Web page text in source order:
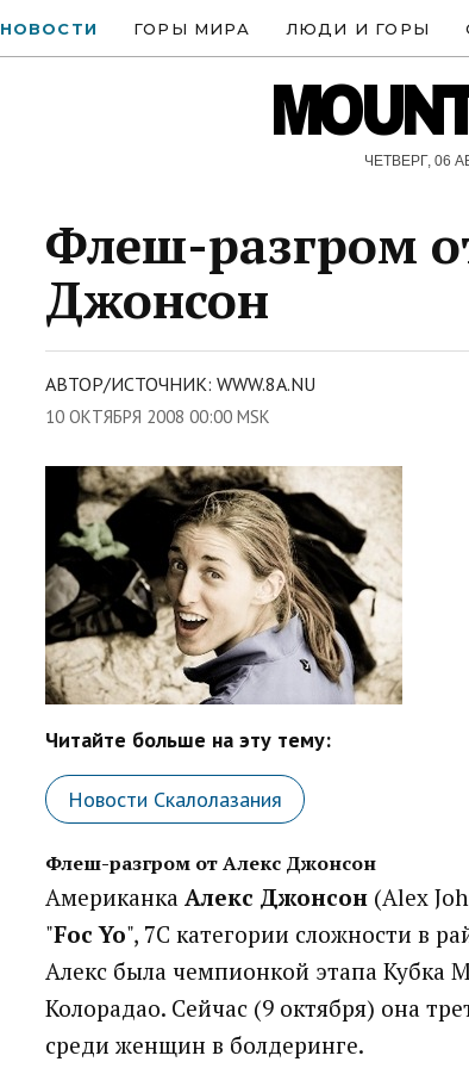
НОВОСТИ ГОРЫ МИРА ЛЮДИ И ГОРЫ
ЧЕТВЕРГ, 06
Флеш-разгром
Джонсон
АВТОР/ИСТОЧНИК: WWW.8A.NU
10 ОКТЯБРЯ 2008 00:00 MSK
Читайте больше на эту тему:
Новости Скалолазания
Флеш-разгром от Алекс Джонсон
Американка Алекс Джонсон (Alex
"Foc Yo", 7С категории сложности в
Алекс была чемпионкой этапа Кубка
Колорадао. Сейчас (9 октября) она
среди женщин в болдеринге.